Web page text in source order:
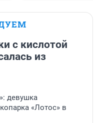
с кислотой
из
девушка
«Лотос» в